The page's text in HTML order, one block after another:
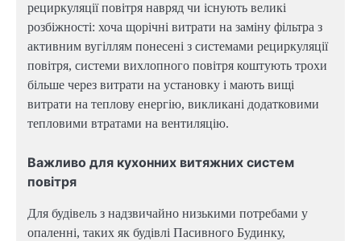
рециркуляції повітря навряд чи існують великі
розбіжності: хоча щорічні витрати на заміну фільтра з
активним вугіллям понесені з системами рециркуляції
повітря, системи вихлопного повітря коштують трохи
більше через витрати на установку і мають вищі
витрати на теплову енергію, викликані додатковими
тепловими втратами на вентиляцію.
Важливо для кухонних витяжних систем
повітря
Для будівель з надзвичайно низькими потребами у
опаленні, таких як будівлі Пасивного Будинку,